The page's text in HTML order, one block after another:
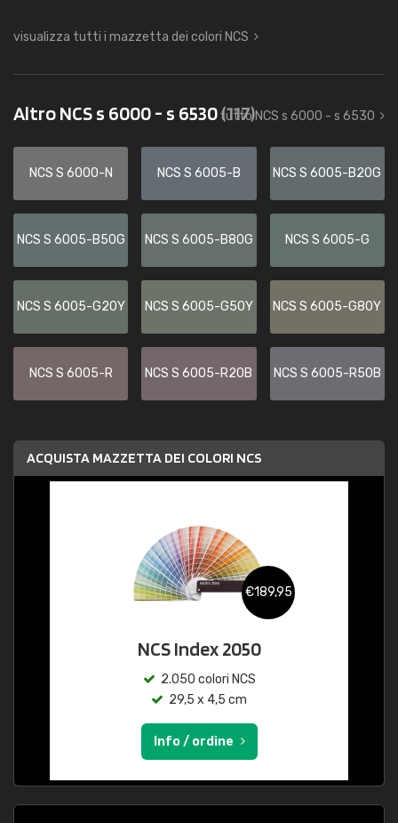
visualizza tutti i mazzetta dei colori NCS
Altro NCS s 6000 - s 6530(117)
tutto NCS s 6000 - s 6530
NCS S 6000-N NCS S 6005-B NCS S 6005-B20G
NCS S 6005-B50G NCS S 6005-B80G NCS S 6005-G
NCS S 6005-G20Y NCS S 6005-G50Y NCS S 6005-G80Y
NCS S 6005-R NCS S 6005-R20B NCS S 6005-R50B
ACQUISTA MAZZETTA DEI COLORI NCS
€189,95
NCS Index 2050
2.050 colori NCS
29,5 x 4,5 cm
Info / ordine